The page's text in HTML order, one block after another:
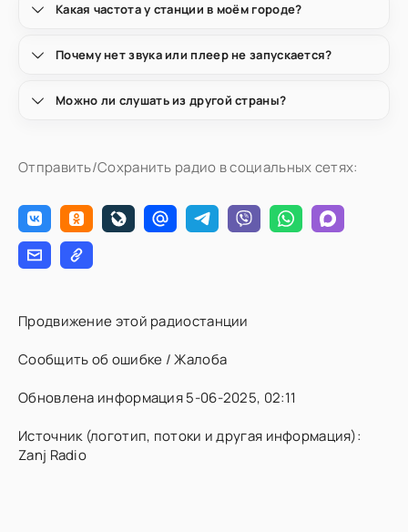
Какая частота у станции в моём городе?
Почему нет звука или плеер не запускается?
Можно ли слушать из другой страны?
Отправить/Сохранить радио в социальных сетях:
Продвижение этой радиостанции
Сообщить об ошибке / Жалоба
Обновлена информация 5-06-2025, 02:11
Источник (логотип, потоки и другая информация):
Zanj Radio